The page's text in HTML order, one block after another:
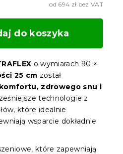
od 694 zł bez VAT
do koszyka
o wymiarach 90 ×
25 cm został
zdrowego snu i
technologie z
które idealnie
wsparcie dokładnie
które zapewniają